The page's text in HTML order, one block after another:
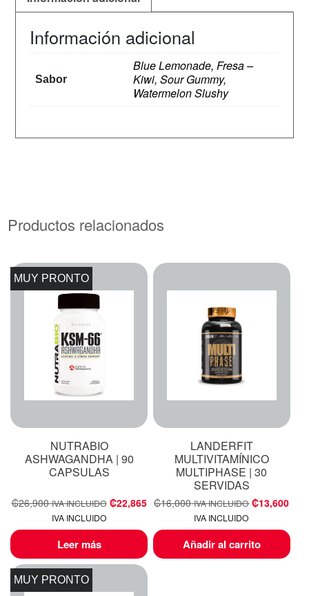
Información adicional
Sabor
Blue Lemonade, Fresa –
Kiwi, Sour Gummy,
Watermelon Slushy
Productos relacionados
MUY PRONTO
NUTRABIO
ASHWAGANDHA | 90
CAPSULAS
₡26,900 IVA INCLUIDO ₡22,865
IVA INCLUIDO
Leer más
LANDERFIT
MULTIVITAMÍNICO
MULTIPHASE | 30
SERVIDAS
₡16,000 IVA INCLUIDO ₡13,600
IVA INCLUIDO
Añadir al carrito
MUY PRONTO